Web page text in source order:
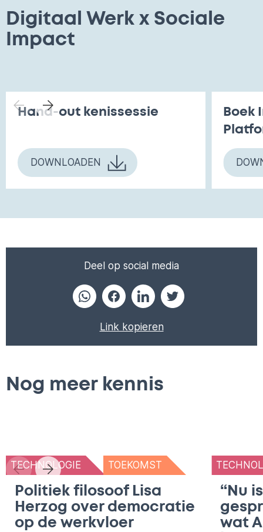
Digitaal Werk x Sociale
Impact
Hand-out kenissessie
DOWNLOADEN
Boek
Deel op social media
Link kopieren
Nog meer kennis
TECHNOLOGIE TOEKOMST
Politiek filosoof Lisa
Herzog over democratie
op de werkvloer
“Nu
wat